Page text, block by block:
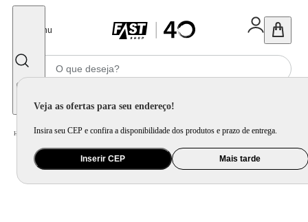
Menu
Veja as ofertas para seu endereço!
Insira seu CEP e confira a disponibilidade dos produtos e prazo de entrega.
Inserir CEP Mais tarde
Home Vídeo / Tv